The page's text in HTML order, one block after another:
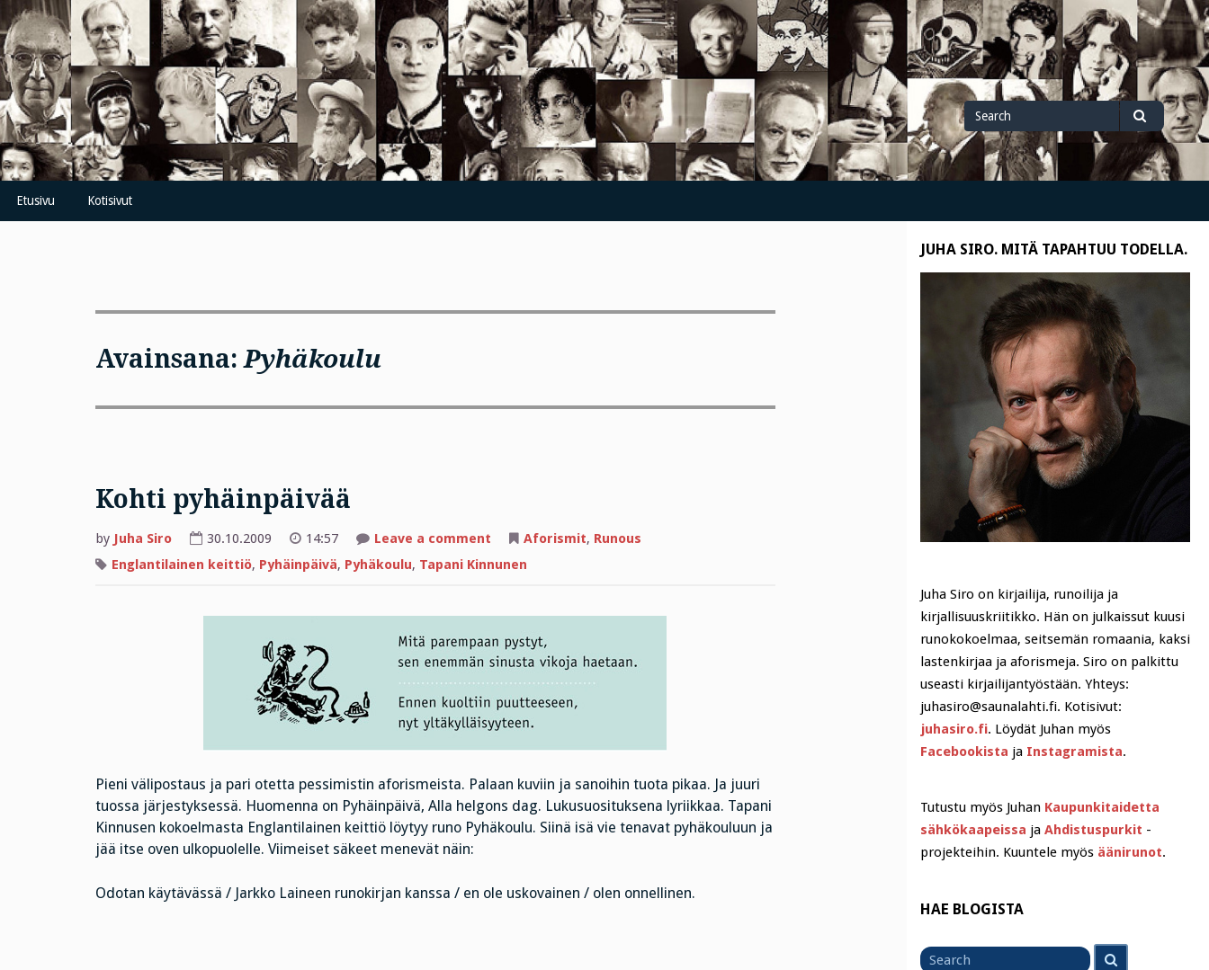
Skip
to
content
Search
for
Search
Etusivu Kotisivut
Avainsana:Pyhäkoulu
Kohti pyhäinpäivää
by Juha Siro 30.10.2009 14:57 Leave a commenton
pyhäinpäivää
Aforismit, Runous
Englantilainen keittiö, Pyhäinpäivä, Pyhäkoulu, Tapani Kinnunen
Pieni välipostaus ja pari otetta pessimistin aforismeista. Palaan kuviin ja sanoihin tuota pikaa. Ja juuri
tuossa järjestyksessä. Huomenna on Pyhäinpäivä, Alla helgons dag. Lukusuosituksena lyriikkaa. Tapani
Kinnusen kokoelmasta Englantilainen keittiö löytyy runo Pyhäkoulu. Siinä isä vie tenavat pyhäkouluun ja
jää itse oven ulkopuolelle. Viimeiset säkeet menevät näin:
Odotan käytävässä / Jarkko Laineen runokirjan kanssa / en ole uskovainen / olen onnellinen.
JUHA SIRO. MITÄ TAPAHTUU TODELLA.
Juha Siro on kirjailija, runoilija ja
kirjallisuuskriitikko. Hän on julkaissut kuusi
runokokoelmaa, seitsemän romaania, kaksi
lastenkirjaa ja aforismeja. Siro on palkittu
useasti kirjailijantyöstään. Yhteys:
juhasiro@saunalahti.fi. Kotisivut:
juhasiro.fi. Löydät Juhan myös
Facebookista ja Instagramista.
Tutustu myös Juhan Kaupunkitaidetta
sähkökaapeissa ja Ahdistuspurkit -
projekteihin. Kuuntele myös äänirunot.
HAE BLOGISTA
for